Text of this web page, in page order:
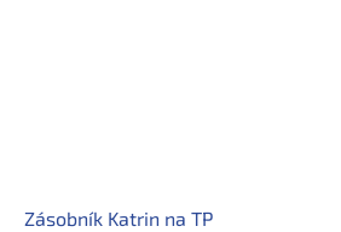
Zásobník Katrin na TP